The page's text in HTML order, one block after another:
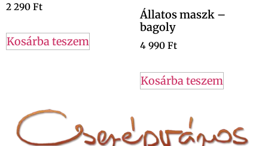
2 290 Ft
Kosárba teszem
Állatos maszk –
bagoly
4 990 Ft
Kosárba teszem